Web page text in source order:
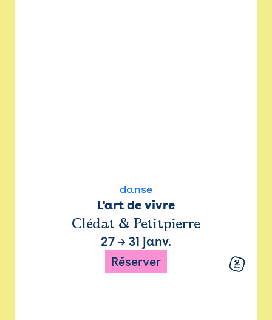
danse
L'art de vivre
Clédat & Petitpierre
27 → 31 janv.
Réserver